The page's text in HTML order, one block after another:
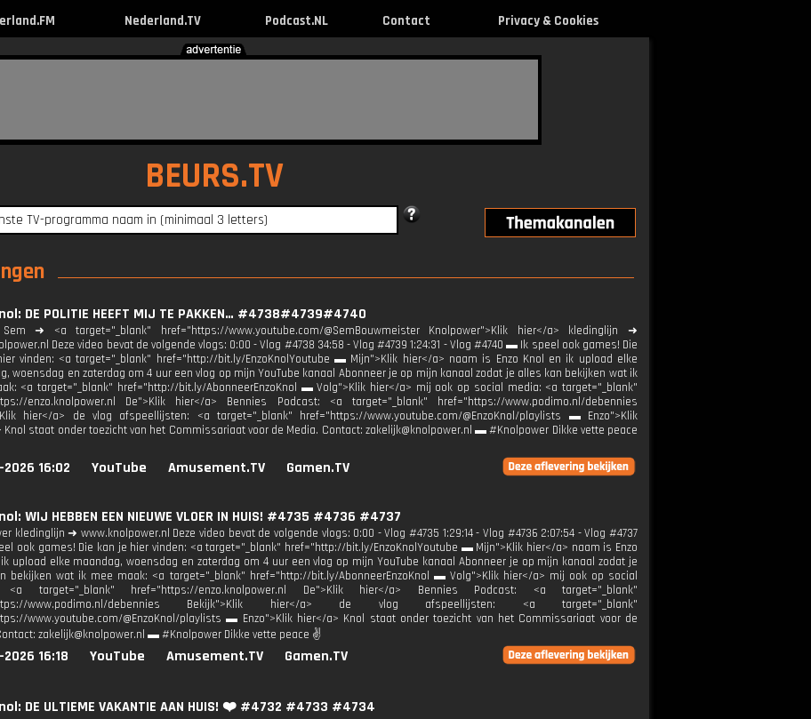
Nederland.TV Podcast.NL Contact Privacy & Cookies
BEURS.TV
DE POLITIE HEEFT MIJ TE PAKKEN… #4738#4739#4740
➜ <a target="_blank" href="https://www.youtube.com/@SemBouwmeister Knolpower">Klik hier</a> kledinglijn ➜
Deze video bevat de volgende vlogs: 0:00 - Vlog #4738 34:58 - Vlog #4739 1:24:31 - Vlog #4740 ▬ Ik speel ook games! Die
vinden: <a target="_blank" href="http://bit.ly/EnzoKnolYoutube ▬ Mijn">Klik hier</a> naam is Enzo Knol en ik upload elke
woensdag en zaterdag om 4 uur een vlog op mijn YouTube kanaal Abonneer je op mijn kanaal zodat je alles kan bekijken wat ik
<a target="_blank" href="http://bit.ly/AbonneerEnzoKnol ▬ Volg">Klik hier</a> mij ook op social media: <a target="_blank"
enzo.knolpower.nl De">Klik hier</a> Bennies Podcast: <a target="_blank" href="https://www.podimo.nl/debennies
hier</a> de vlog afspeellijsten: <a target="_blank" href="https://www.youtube.com/@EnzoKnol/playlists ▬ Enzo">Klik
Knol staat onder toezicht van het Commissariaat voor de Media. Contact: zakelijk@knolpower.nl ▬ #Knolpower Dikke vette peace
16:02 YouTube Amusement.TV Gamen.TV
WIJ HEBBEN EEN NIEUWE VLOER IN HUIS! #4735 #4736 #4737
kledinglijn ➜ www.knolpower.nl Deze video bevat de volgende vlogs: 0:00 - Vlog #4735 1:29:14 - Vlog #4736 2:07:54 - Vlog #4737
ook games! Die kan je hier vinden: <a target="_blank" href="http://bit.ly/EnzoKnolYoutube ▬ Mijn">Klik hier</a> naam is Enzo
upload elke maandag, woensdag en zaterdag om 4 uur een vlog op mijn YouTube kanaal Abonneer je op mijn kanaal zodat je
bekijken wat ik mee maak: <a target="_blank" href="http://bit.ly/AbonneerEnzoKnol ▬ Volg">Klik hier</a> mij ook op social
<a target="_blank" href="https://enzo.knolpower.nl De">Klik hier</a> Bennies Podcast: <a target="_blank"
www.podimo.nl/debennies Bekijk">Klik hier</a> de vlog afspeellijsten: <a target="_blank"
www.youtube.com/@EnzoKnol/playlists ▬ Enzo">Klik hier</a> Knol staat onder toezicht van het Commissariaat voor de
zakelijk@knolpower.nl ▬ #Knolpower Dikke vette peace ✌
16:18 YouTube Amusement.TV Gamen.TV
DE ULTIEME VAKANTIE AAN HUIS! ❤️ #4732 #4733 #4734